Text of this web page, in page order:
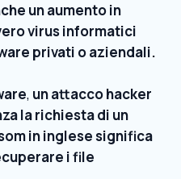
un aumento in
virus informatici
privati o aziendali.
, un attacco hacker
la richiesta di un
in inglese significa
i file